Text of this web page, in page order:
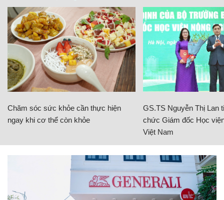
Chăm sóc sức khỏe cần thực hiện
ngay khi cơ thể còn khỏe
GS.TS Nguyễn Thị Lan
chức Giám đốc Học
Việt Nam